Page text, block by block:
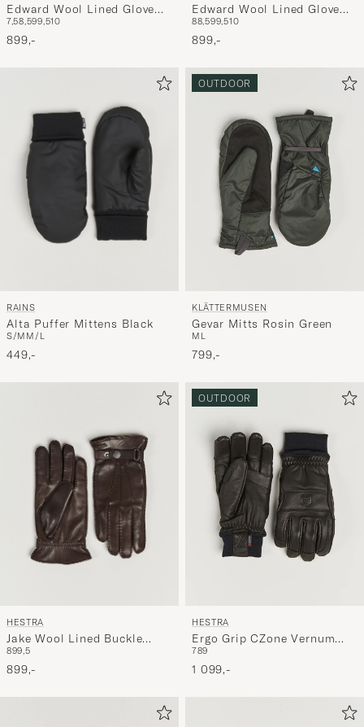
Edward Wool Lined Glove
Chestnut
7,58,599,510
899,-
Edward Wool Lined Glove
Espresso
88,599,510
899,-
RAINS
Alta Puffer Mittens Black
S/M M/L
449,-
OUTDOOR
KLÄTTERMUSEN
Gevar Mitts Rosin Green
M L
799,-
HESTRA
Jake Wool Lined Buckle
Glove Espresso
899,5
899,-
OUTDOOR
HESTRA
Ergo Grip CZone Vernum
Glove Black
789
1 099,-